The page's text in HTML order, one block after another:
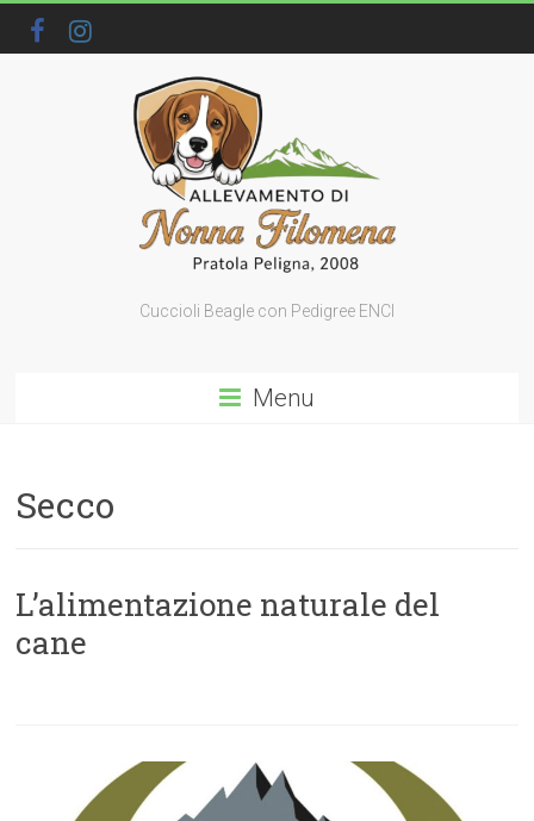
Cuccioli Beagle con Pedigree ENCI
Menu
Secco
L’alimentazione naturale del
cane